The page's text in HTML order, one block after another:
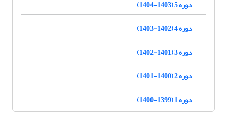
دوره 5 (1403-1404)
دوره 4 (1402-1403)
دوره 3 (1401-1402)
دوره 2 (1400-1401)
دوره 1 (1399-1400)